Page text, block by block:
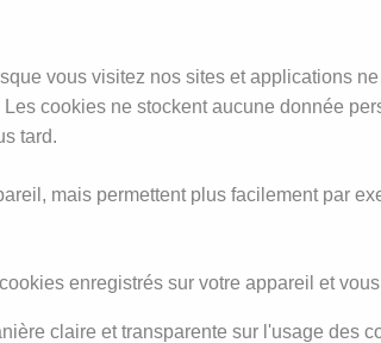
vous visitez nos sites et applications
cookies ne stockent aucune donnée
tard.
mais permettent plus facilement par
enregistrés sur votre appareil et
claire et transparente sur l'usage